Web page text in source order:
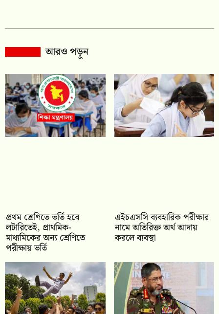
আরও পড়ুন
প্রথম শ্রেণিতে ভর্তি হবে
লটারিতেই, প্রাথমিক-
মাধ্যমিকের অন্য শ্রেণিতে
পরীক্ষায় ভর্তি
এইচএসসি ব্যবহারিক পরীক্ষার
নামে অতিরিক্ত অর্থ আদায়
করলে ব্যবস্থা